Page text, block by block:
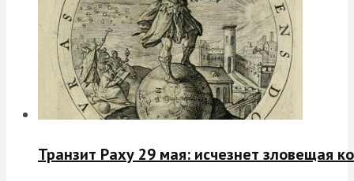
Транзит Раху 29 мая: исчезнет зловещая